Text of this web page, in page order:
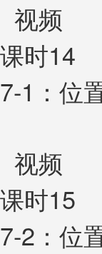
视频
课时14
7-1：位
视频
课时15
7-2：位